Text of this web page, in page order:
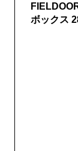
ボックス